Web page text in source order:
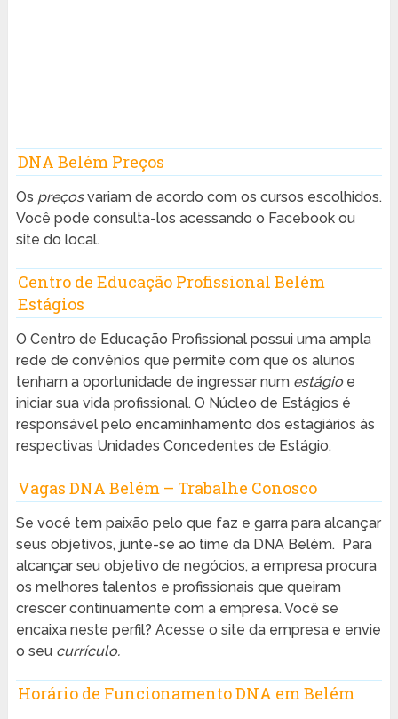
DNA Belém Preços
Os preçosvariam de acordo com os cursos escolhidos.
Você pode consulta-los acessando o Facebook ou
site do local.
Centro de Educação Profissional Belém
Estágios
O Centro de Educação Profissional possui uma ampla
rede de convênios que permite com que os alunos
tenham a oportunidade de ingressar numestágioe
iniciar sua vida profissional. O Núcleo de Estágios é
responsável pelo encaminhamento dos estagiários às
respectivas Unidades Concedentes de Estágio.
Vagas DNA Belém – Trabalhe Conosco
Se você tem paixão pelo que faz e garra para alcançar
seus objetivos, junte-se ao time da DNA Belém. Para
alcançar seu objetivo de negócios, a empresa procura
os melhores talentos e profissionais que queiram
crescer continuamente com a empresa. Você se
encaixa neste perfil? Acesse o site da empresa e envie
o seu currículo.
Horário de Funcionamento DNA em Belém